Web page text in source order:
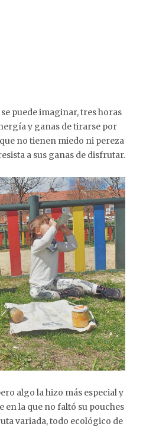
puede imaginar, tres horas
y ganas de tirarse por
no tienen miedo ni pereza
a sus ganas de disfrutar.
algo la hizo más especial y
en la que no faltó su pouches
variada, todo ecológico de